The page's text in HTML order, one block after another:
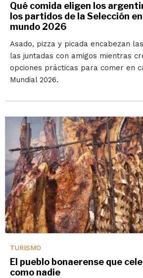
Qué comida eligen los
los partidos de la Selección en
mundo 2026
Asado, pizza y picada encabezan
las juntadas con amigos mientras
opciones prácticas para comer en
Mundial 2026.
TURISMO
El pueblo bonaerense que
como nadie